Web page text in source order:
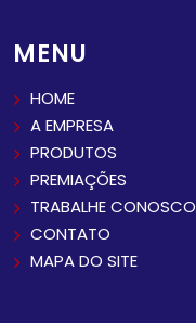
MENU
HOME
A EMPRESA
PRODUTOS
PREMIAÇÕES
TRABALHE CONOSCO
CONTATO
MAPA DO SITE